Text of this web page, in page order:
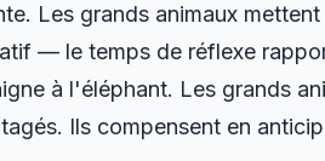
Les grands animaux
— le temps de réflexe
à l'éléphant. Les grands
Ils compensent en